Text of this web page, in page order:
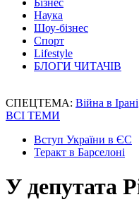
Бізнес
Наука
Шоу-бізнес
Спорт
Lifestyle
БЛОГИ ЧИТАЧІВ
СПЕЦТЕМА: Війна в Ірані
ВСІ ТЕМИ
Вступ України в ЄС
Теракт в Барселоні
У депутата